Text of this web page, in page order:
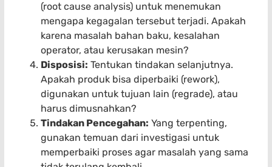
(root cause analysis) untuk menemukan
mengapa kegagalan tersebut terjadi. Apakah
karena masalah bahan baku, kesalahan
operator, atau kerusakan mesin?
Disposisi: Tentukan tindakan selanjutnya.
Apakah produk bisa diperbaiki (rework),
digunakan untuk tujuan lain (regrade), atau
harus dimusnahkan?
Tindakan Pencegahan: Yang terpenting,
gunakan temuan dari investigasi untuk
memperbaiki proses agar masalah yang sama